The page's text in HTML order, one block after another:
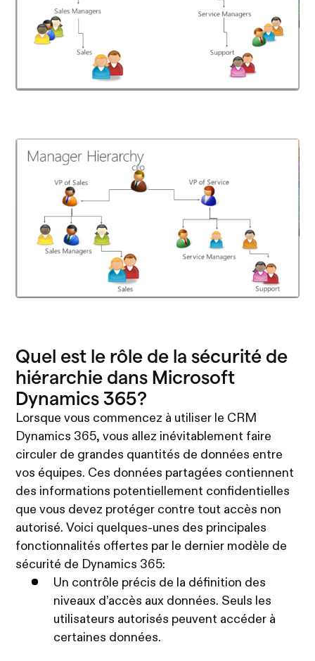
Quel est le rôle de la sécurité de
hiérarchie dans Microsoft
Dynamics 365?
Lorsque vous commencez à utiliser le CRM
Dynamics 365, vous allez inévitablement faire
circuler de grandes quantités de données entre
vos équipes. Ces données partagées contiennent
des informations potentiellement confidentielles
que vous devez protéger contre tout accès non
autorisé. Voici quelques-unes des principales
fonctionnalités offertes par le dernier modèle de
sécurité de Dynamics 365:
Un contrôle précis de la définition des
niveaux d’accès aux données. Seuls les
utilisateurs autorisés peuvent accéder à
certaines données.